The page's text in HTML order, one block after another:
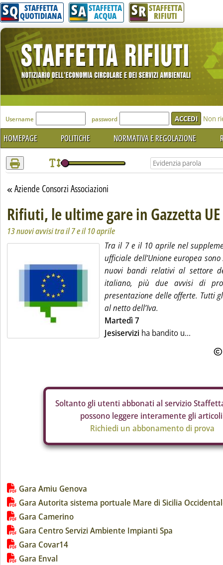
Attenzione! Esegui l'accesso per lèggere interamente la notizia.
SQ STAFFETTA
QUOTIDIANA SA STAFFETTA
ACQUA SR STAFFETTA
RIFIUTI
'Modulo Login per accedere'
Username password Non
HOMEPAGE POLITICHE NORMATIVA E REGOLAZIONE
Torna alla sezione
Aziende Consorzi Associazioni
Rifiuti, le ultime gare in Gazzetta UE
13 nuovi avvisi tra il 7 e il 10 aprile
Tra il 7 e il 10 aprile nel
ufficiale dell’Unione europea
nuovi bandi relativi al settore
italiano, più due avvisi di
presentazione delle offerte. Tutti
al netto dell’Iva.
Martedì 7
Jesiservizi ha bandito u...
Soltanto gli utenti abbonati al servizio
possono leggere interamente gli
Richiedi un abbonamento di prova
Lista allegati PDF alla notizia
Gara Amiu Genova
Gara Autorita sistema portuale Mare di Sicilia
Gara Camerino
Gara Centro Servizi Ambiente Impianti Spa
Gara Covar14
Gara Enval